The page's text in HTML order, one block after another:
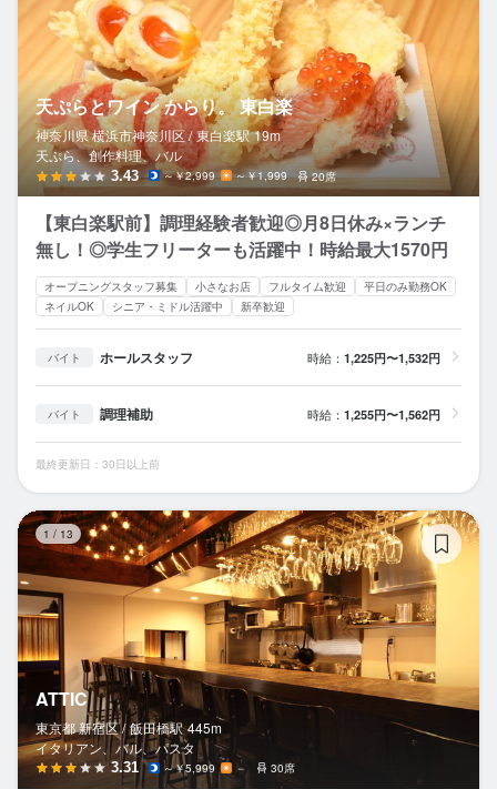
天ぷらとワイン からり。 東白楽
神奈川県 横浜市神奈川区 / 東白楽駅 19m
天ぷら、創作料理、バル
3.43 ～￥2,999 ～￥1,999 20席
【東白楽駅前】調理経験者歓迎◎月8日休み×ランチ
無し！◎学生フリーターも活躍中！時給最大1570円
オープニングスタッフ募集 小さなお店 フルタイム歓迎
平日のみ勤務OK
ネイルOK
シニア・ミドル活躍中 新卒歓迎
バイト ホールスタッフ 時給： 1,225円〜1,532円
バイト 調理補助 時給： 1,255円〜1,562円
最終更新日：30日以上前
1 / 13
ATTIC
東京都 新宿区 / 飯田橋駅 445m
イタリアン、バル、パスタ
3.31 ～￥5,999 － 30席